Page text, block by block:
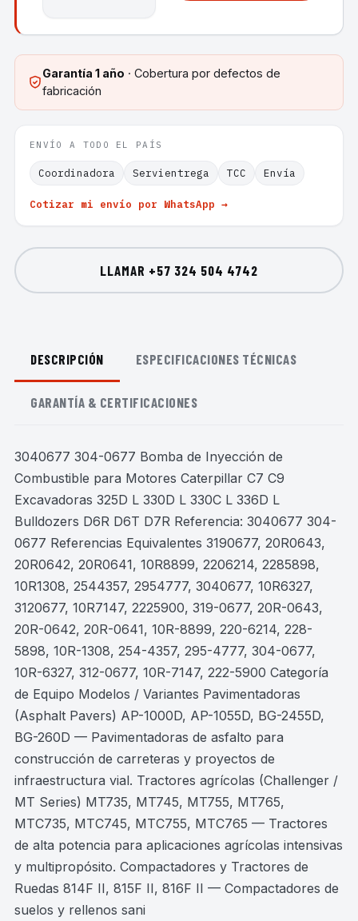
Garantía 1 año · Cobertura por defectos de
fabricación
ENVÍO A TODO EL PAÍS
Coordinadora Servientrega TCC Envía
Cotizar mi envío por WhatsApp →
LLAMAR +57 324 504 4742
DESCRIPCIÓN ESPECIFICACIONES TÉCNICAS
GARANTÍA & CERTIFICACIONES
3040677 304-0677 Bomba de Inyección de
Combustible para Motores Caterpillar C7 C9
Excavadoras 325D L 330D L 330C L 336D L
Bulldozers D6R D6T D7R Referencia: 3040677 304-
0677 Referencias Equivalentes 3190677, 20R0643,
20R0642, 20R0641, 10R8899, 2206214, 2285898,
10R1308, 2544357, 2954777, 3040677, 10R6327,
3120677, 10R7147, 2225900, 319-0677, 20R-0643,
20R-0642, 20R-0641, 10R-8899, 220-6214, 228-
5898, 10R-1308, 254-4357, 295-4777, 304-0677,
10R-6327, 312-0677, 10R-7147, 222-5900 Categoría
de Equipo Modelos / Variantes Pavimentadoras
(Asphalt Pavers) AP-1000D, AP-1055D, BG-2455D,
BG-260D — Pavimentadoras de asfalto para
construcción de carreteras y proyectos de
infraestructura vial. Tractores agrícolas (Challenger /
MT Series) MT735, MT745, MT755, MT765,
MTC735, MTC745, MTC755, MTC765 — Tractores
de alta potencia para aplicaciones agrícolas intensivas
y multipropósito. Compactadores y Tractores de
Ruedas 814F II, 815F II, 816F II — Compactadores de
suelos y rellenos sani